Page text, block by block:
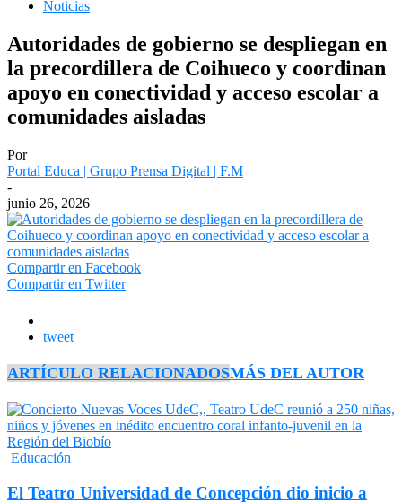
Noticias
Autoridades de gobierno se despliegan en
la precordillera de Coihueco y coordinan
apoyo en conectividad y acceso escolar a
comunidades aisladas
Por
Portal Educa | Grupo Prensa Digital | F.M
-
junio 26, 2026
Compartir en Facebook
Compartir en Twitter
tweet
ARTÍCULO RELACIONADOSMÁS DEL AUTOR
Educación
El Teatro Universidad de Concepción dio inicio a